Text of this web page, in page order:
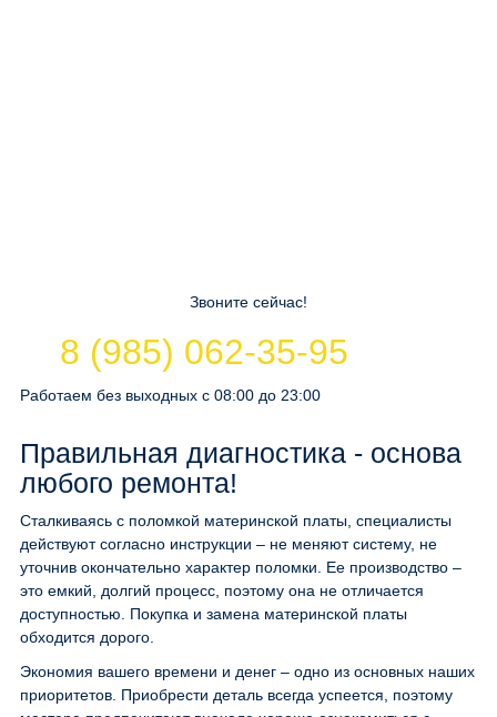
Звоните сейчас!
8 (985) 062-35-95
Работаем без выходных с 08:00 до 23:00
Правильная диагностика - основа
любого ремонта!
Сталкиваясь с поломкой материнской платы, специалисты
действуют согласно инструкции – не меняют систему, не
уточнив окончательно характер поломки. Ее производство –
это емкий, долгий процесс, поэтому она не отличается
доступностью. Покупка и замена материнской платы
обходится дорого.
Экономия вашего времени и денег – одно из основных наших
приоритетов. Приобрести деталь всегда успеется, поэтому